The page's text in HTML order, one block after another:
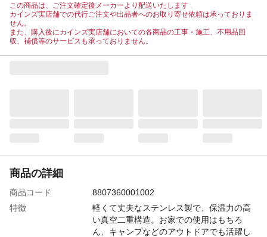
この商品は、ご注文確定後メーカーより配送いたします
カインズ実店舗での代行ご注文や出品者へのお取り寄せ依頼は承っておりま
せん。
また、購入後にカインズ実店舗においての各商品の工事・施工、不用品回
収、補償等のサービスも承っておりません。
商品の詳細
商品コード
8807360001002
特徴
軽くて丈夫なステンレス製で、保温力の高
い真空二重構造。お家での使用はもちろ
ん、キャンプなどのアウトドアでも活躍し